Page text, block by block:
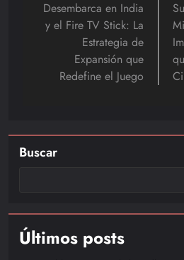
Desembarca en India
y el Fire TV Stick: La
Estrategia de
Expansión que
Redefine el Juego
Buscar
Últimos posts